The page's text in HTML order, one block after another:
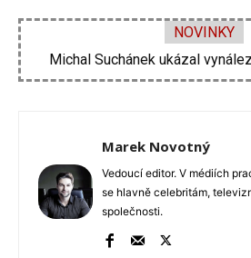
NOVINKY
Michal Suchánek ukázal vynález,
Velká proměna Pavla
Marek Novotný
Vedoucí editor. V médiích
se hlavně celebritám,
společnosti.